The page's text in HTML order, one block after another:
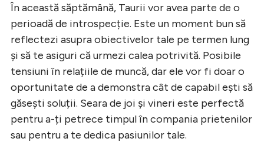
În această săptămână, Taurii vor avea parte de o
perioadă de introspecție. Este un moment bun să
reflectezi asupra obiectivelor tale pe termen lung
și să te asiguri că urmezi calea potrivită. Posibile
tensiuni în relațiile de muncă, dar ele vor fi doar o
oportunitate de a demonstra cât de capabil ești să
găsești soluții. Seara de joi și vineri este perfectă
pentru a-ți petrece timpul în compania prietenilor
sau pentru a te dedica pasiunilor tale.